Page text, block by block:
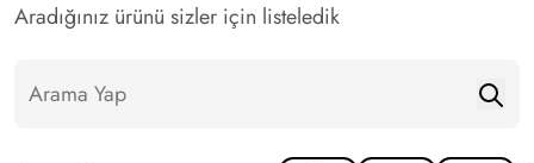
Aradığınız ürünü sizler için listeledik